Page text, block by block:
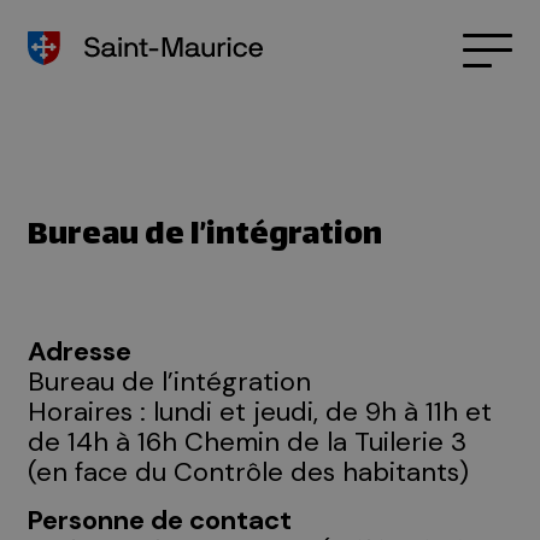
Bureau de l’intégration
Adresse
Bureau de l’intégration
Horaires : lundi et jeudi, de 9h à 11h et
de 14h à 16h Chemin de la Tuilerie 3
(en face du Contrôle des habitants)
Personne de contact